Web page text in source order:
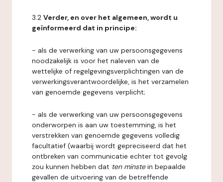
3.2 Verder, en over het algemeen, wordt u
geïnformeerd dat in principe:
- als de verwerking van uw persoonsgegevens
noodzakelijk is voor het naleven van de
wettelijke of regelgevingsverplichtingen van de
verwerkingsverantwoordelijke, is het verzamelen
van genoemde gegevens verplicht;
- als de verwerking van uw persoonsgegevens
onderworpen is aan uw toestemming, is het
verstrekken van genoemde gegevens volledig
facultatief (waarbij wordt gepreciseerd dat het
ontbreken van communicatie echter tot gevolg
zou kunnen hebben dat ten minstein bepaalde
gevallen de uitvoering van de betreffende